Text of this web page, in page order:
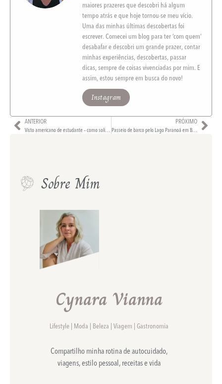
maiores prazeres que descobri há algum
tempo atrás e que hoje tornou-se meu vício.
Uma das minhas últimas descobertas foi
escrever. Comecei um blog para ter ‘com quem’
desabafar e descobri um grande prazer, contar
minhas experiências, descobertas, passar
dicas, sempre de coisas vivenciadas por mim. E
assim, estou sempre em busca do novo!
Instagram
ANTERIOR
Visto americano de estudante – como solicitar
PRÓXIMO
Passeio de barco pelo Lago Paranoá em Brasília
Sobre Mim
Cynara Vianna
Lifestyle | Moda | Beleza | Viagem | Gastronomia
Compartilho minha rotina de autocuidado,
viagens, estilo pessoal, receitas e vida